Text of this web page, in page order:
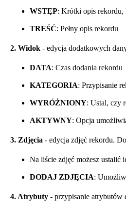
WSTĘP: Krótki opis rekordu,
TREŚĆ: Pełny opis rekordu
2. Widok - edycja dodatkowych
DATA: Czas dodania rekordu
KATEGORIA: Przypisanie
WYRÓŻNIONY: Ustal, czy
AKTYWNY: Opcja
3. Zdjęcia - edycja zdjęć rekordu.
Na liście zdjęć możesz ustalić
DODAJ ZDJĘCIA:
4. Atrybuty - przypisanie atrybutów